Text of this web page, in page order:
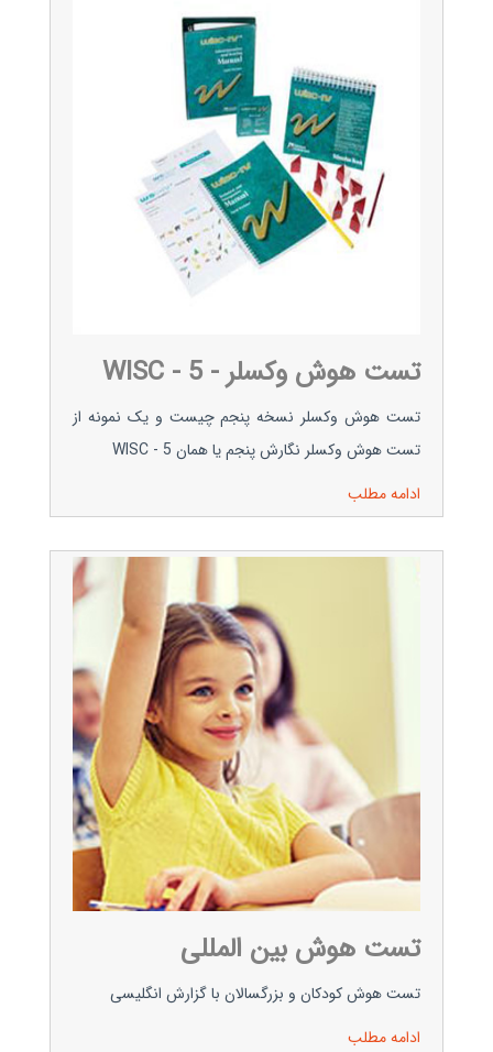
تست هوش وکسلر - WISC - 5
تست هوش وکسلر نسخه پنجم چیست و یک نمونه از
تست هوش وکسلر نگارش پنجم یا همان WISC - 5
ادامه مطلب
تست هوش بین المللی
تست هوش کودکان و بزرگسالان با گزارش انگلیسی
ادامه مطلب